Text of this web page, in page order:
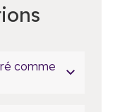
comme